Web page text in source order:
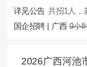
详见公告 共招1人，
国企招聘 | 广西 9小
2026广西河池市大化瑶